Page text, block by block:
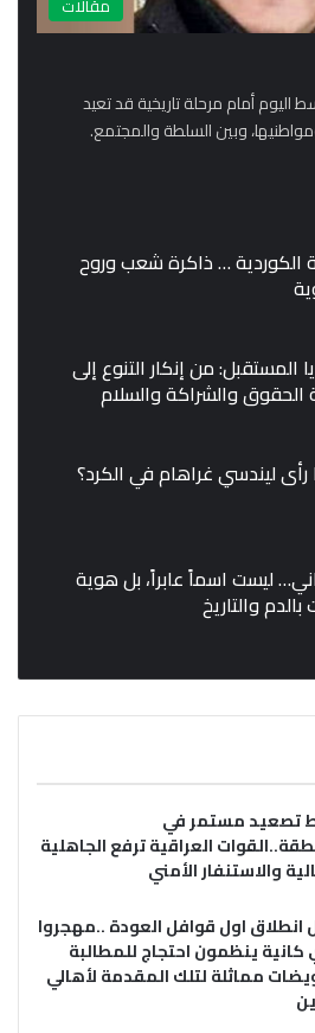
مقالات
أمام مرحلة تاريخية قد تعيد
وبين السلطة والمجتمع.
الكوردية … ذاكرة شعب وروح
المستقبل: من إنكار التنوع إلى
الحقوق والشراكة والسلام
رأى ليندسي غراهام في الكرد؟
ليست اسماً عابراً، بل هوية
والتاريخ
تصعيد مستمر في
العراقية ترفع الجاهلية
والاستنفار الأمني
انطلاق اول قوافل العودة ..مهجروا
ينظمون احتجاج للمطالبة
مماثلة لتلك المقدمة لأهالي